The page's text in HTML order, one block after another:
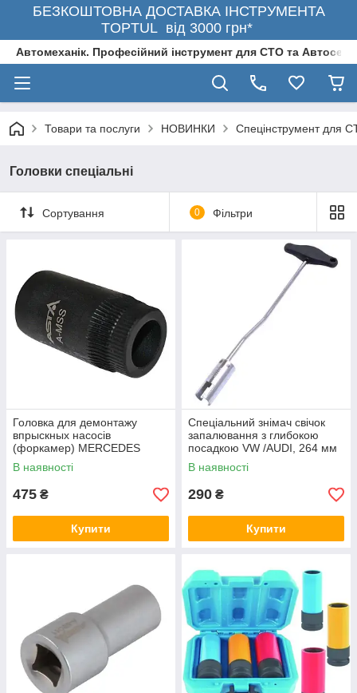
БЕЗКОШТОВНА ДОСТАВКА ІНСТРУМЕНТА
TOPTUL від 3000 грн*
Автомеханік. Професійний інструмент для СТО та
Товари та послуги НОВИНКИ Спецінструмент для
Головки спеціальні
Сортування 0 Фільтри
Головка для демонтажу
впрыскных насосів
(форкамер) MERCEDES
ASTA A-MSS
В наявності
475 ₴
Купити
Спеціальний знімач свічок
запалювання з глибокою
посадкою VW /AUDI, 264 мм
Satra S-XPSV
В наявності
290 ₴
Купити